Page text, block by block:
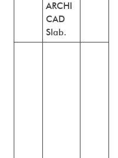
ARCHI
CAD
Slab.